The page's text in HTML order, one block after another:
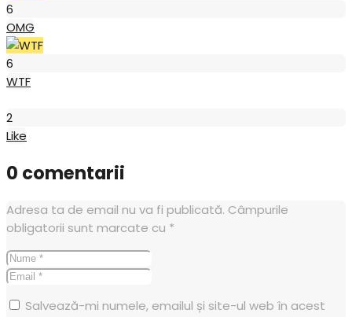
6
OMG
6
WTF
2
Like
0 comentarii
Adresa ta de email nu va fi publicată. Câmpurile
obligatorii sunt marcate cu *
Salvează-mi numele, emailul și site-ul web în acest